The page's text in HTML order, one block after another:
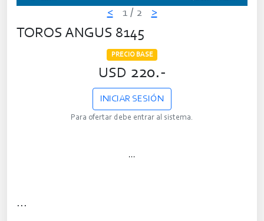
< 1 / 2 >
TOROS ANGUS 8145
PRECIO BASE
USD 220.-
INICIAR SESIÓN
Para ofertar debe entrar al sistema.
...
...